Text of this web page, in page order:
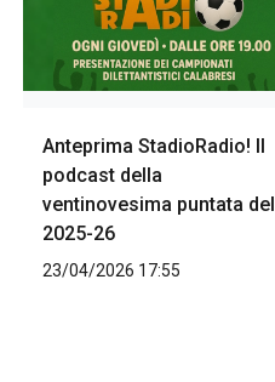
Anteprima StadioRadio! Il
podcast della
ventinovesima puntata del
2025-26
23/04/2026 17:55